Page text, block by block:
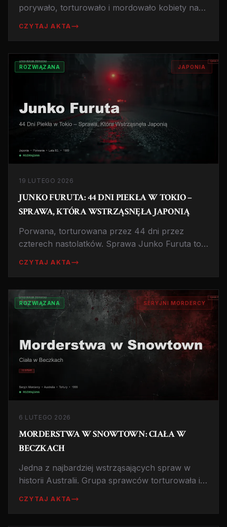
porywało, torturowało i mordowało kobiety na
procesów w historii amerykańskiego wymiaru
sprawiedliwości.
CZYTAJ AKTA
ROZWIĄZANA JAPONIA
19 LUTEGO 2026
JUNKO FURUTA: 44 DNI PIEKŁA W TOKIO –
SPRAWA, KTÓRA WSTRZĄSNĘŁA JAPONIĄ
Porwana, torturowana przez 44 dni przez
czterech nastolatków. Sprawa Junko Furuta to
CZYTAJ AKTA
ROZWIĄZANA SERYJNI MORDERCY
6 LUTEGO 2026
MORDERSTWA W SNOWTOWN: CIAŁA W
BECZKACH
Jedna z najbardziej wstrząsających spraw w
historii Australii. Grupa sprawców torturowała i
CZYTAJ AKTA